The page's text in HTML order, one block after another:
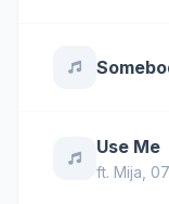
Use Me
ft. Mija